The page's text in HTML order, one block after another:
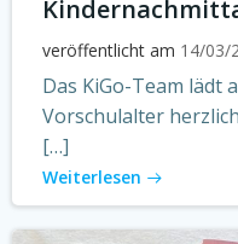
veröffentlicht am 14/03/
Das KiGo-Team lädt
Vorschulalter
[…]
Weiterlesen